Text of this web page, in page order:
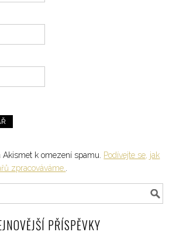
Akismet k omezení spamu. Podívejte se, jak
zpracováváme..
PŘÍSPĚVKY